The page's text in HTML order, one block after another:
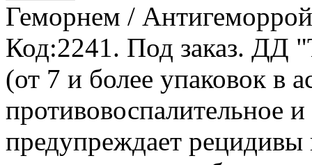
Геморнем / Антигеморрой
Код:2241. Под заказ. ДД
(от 7 и более упаковок в
противовоспалительное
предупреждает